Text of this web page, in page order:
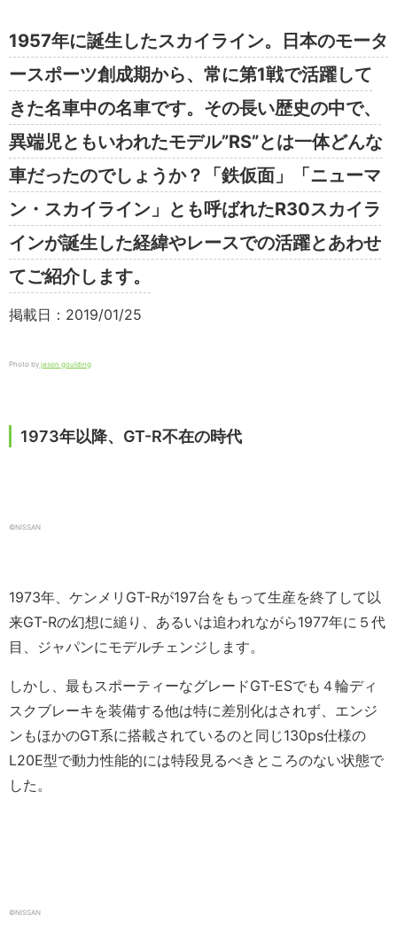
1957年に誕生したスカイライン。日本のモータ
ースポーツ創成期から、常に第1戦で活躍して
きた名車中の名車です。その長い歴史の中で、
異端児ともいわれたモデル”RS”とは一体どんな
車だったのでしょうか？「鉄仮面」「ニューマ
ン・スカイライン」とも呼ばれたR30スカイラ
インが誕生した経緯やレースでの活躍とあわせ
てご紹介します。
掲載日：2019/01/25
Photo by jason goulding
1973年以降、GT-R不在の時代
©NISSAN
1973年、ケンメリGT-Rが197台をもって生産を終了して以
来GT-Rの幻想に縋り、あるいは追われながら1977年に５代
目、ジャパンにモデルチェンジします。
しかし、最もスポーティーなグレードGT-ESでも４輪ディ
スクブレーキを装備する他は特に差別化はされず、エンジ
ンもほかのGT系に搭載されているのと同じ130ps仕様の
L20E型で動力性能的には特段見るべきところのない状態で
した。
©NISSAN